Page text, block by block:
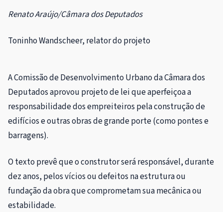
Renato Araújo/Câmara dos Deputados
Toninho Wandscheer, relator do projeto
A Comissão de Desenvolvimento Urbano da Câmara dos
Deputados aprovou projeto de lei que aperfeiçoa a
responsabilidade dos empreiteiros pela construção de
edifícios e outras obras de grande porte (como pontes e
barragens).
O texto prevê que o construtor será responsável, durante
dez anos, pelos vícios ou defeitos na estrutura ou
fundação da obra que comprometam sua mecânica ou
estabilidade.